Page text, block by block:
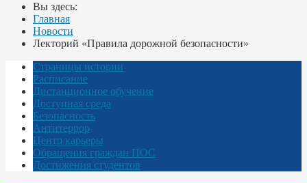
Вы здесь:
Главная
Новости
Лекторий «Правила дорожной безопасности»
Страницы истории
Расписание
Дистанционное обучение
Доступная среда
Безопасность
Антитеррор
Центр карьеры
Обращения граждан ПОС
Достижения студентов